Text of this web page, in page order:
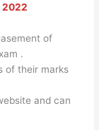
2022
of
.
of their marks
and can